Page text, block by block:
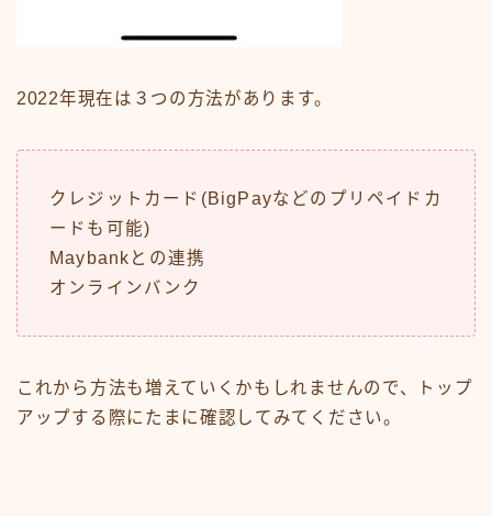
2022年現在は３つの方法があります。
クレジットカード(BigPayなどのプリペイドカ
ードも可能)
Maybankとの連携
オンラインバンク
これから方法も増えていくかもしれませんので、トップ
アップする際にたまに確認してみてください。